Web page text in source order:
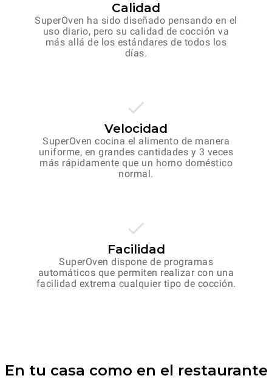
Calidad
SuperOven ha sido diseñado pensando en el
uso diario, pero su calidad de cocción va
más allá de los estándares de todos los
días.
Velocidad
SuperOven cocina el alimento de manera
uniforme, en grandes cantidades y 3 veces
más rápidamente que un horno doméstico
normal.
Facilidad
SuperOven dispone de programas
automáticos que permiten realizar con una
facilidad extrema cualquier tipo de cocción.
En tu casa como en el restaurante